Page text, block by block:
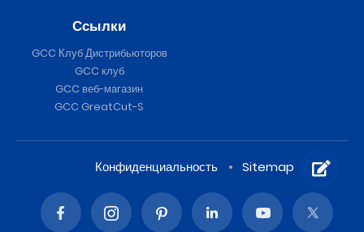
Ссылки
GCC Клуб Дистрибьюторов
GCC клуб
GCC веб-магазин
GCC GreatCut-S
Конфиденциальность Sitemap